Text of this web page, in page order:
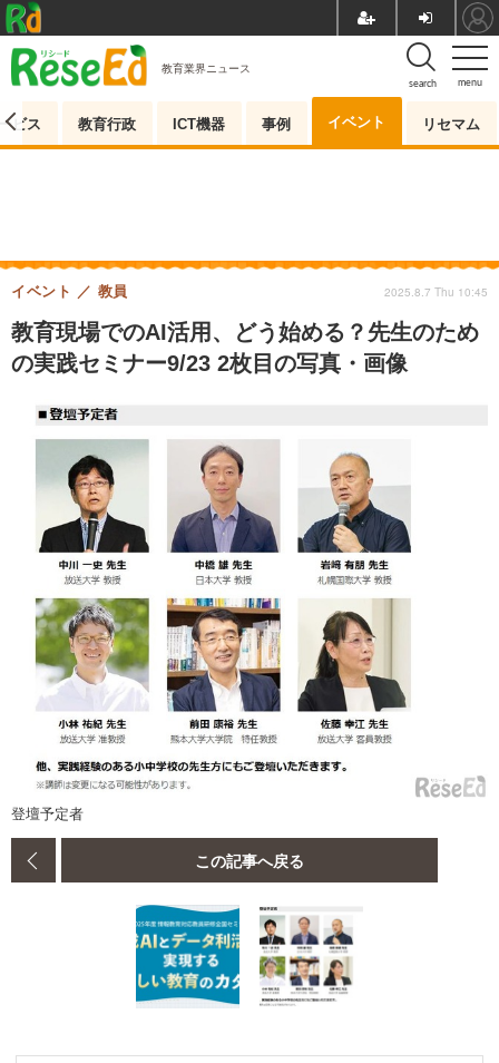
menu
search
教育業界ニュース
ビス 教育行政 ICT機器 事例 イベント リセマム
教育現場でのAI活用、どう始める？先生のため
の実践セミナー9/23 2枚目の写真・画像
イベント 教員 2025.8.7 Thu 10:45
登壇予定者
この記事へ戻る